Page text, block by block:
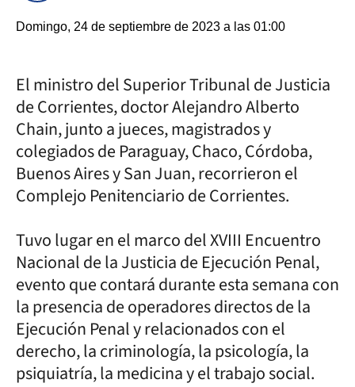
Domingo, 24 de septiembre de 2023 a las 01:00
El ministro del Superior Tribunal de Justicia
de Corrientes, doctor Alejandro Alberto
Chain, junto a jueces, magistrados y
colegiados de Paraguay, Chaco, Córdoba,
Buenos Aires y San Juan, recorrieron el
Complejo Penitenciario de Corrientes.
Tuvo lugar en el marco del XVIII Encuentro
Nacional de la Justicia de Ejecución Penal,
evento que contará durante esta semana con
la presencia de operadores directos de la
Ejecución Penal y relacionados con el
derecho, la criminología, la psicología, la
psiquiatría, la medicina y el trabajo social.